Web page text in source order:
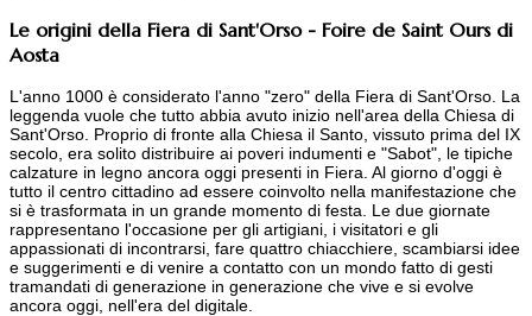
Le origini della Fiera di Sant'Orso - Foire de Saint Ours di
Aosta
L'anno 1000 è considerato l'anno "zero" della Fiera di Sant'Orso. La
leggenda vuole che tutto abbia avuto inizio nell'area della Chiesa di
Sant'Orso. Proprio di fronte alla Chiesa il Santo, vissuto prima del IX
secolo, era solito distribuire ai poveri indumenti e "Sabot", le tipiche
calzature in legno ancora oggi presenti in Fiera. Al giorno d'oggi è
tutto il centro cittadino ad essere coinvolto nella manifestazione che
si è trasformata in un grande momento di festa. Le due giornate
rappresentano l'occasione per gli artigiani, i visitatori e gli
appassionati di incontrarsi, fare quattro chiacchiere, scambiarsi idee
e suggerimenti e di venire a contatto con un mondo fatto di gesti
tramandati di generazione in generazione che vive e si evolve
ancora oggi, nell'era del digitale.